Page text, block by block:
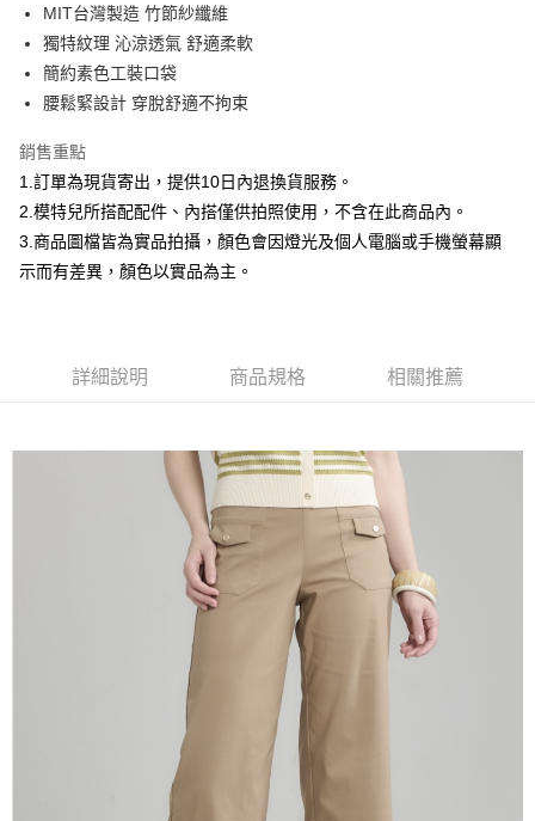
上海商業儲蓄銀行
國泰世華商業銀行
臺灣中小企業銀行
匯豐（台灣）商業銀行
聯邦商業銀行
元大商業銀行
台新國際商業銀行
中國信託商業銀行
台灣樂天信用卡公司
LINE Pay
Apple Pay
街口支付
悠遊付
Google Pay
全盈+PAY
大哥付你分期
2.付款方式選擇「大哥付你分期」，訂單成立後會自動跳轉到大哥付的交易
4.訂單成立30分鐘內，如未前往確認交易或遇審核未通過，訂單將自動取
消。如遇「轉專審核」未通過狀況，表示未達大哥付你分期系統評分，恕無
1.分期款項不併入電信帳單，「大哥付你分期」於每月結算日後寄送繳費提
2.透過簡訊連結打開帳單後，可選擇「超商條碼／台灣大直營門市／銀行轉
帳／街口支付／iPASS MONEY」等通路繳費。
1.本服務係由「台灣大哥大股份有限公司」（以下簡稱本公司）所提供，讓
用戶於交易時，得透過本服務購買商品或服務，並由商店將買賣／分期付款
買賣價金債權讓與本公司後，依約使用本公司帳單繳交帳款。
2.基於同意付款使用「大哥付你分期」之契約關係目的，商店將以您的個人
資料（包含姓名、電話或地址）提供予台灣大哥大進項蒐集、處理及利用，
由本公司與您本人進行分期帳單所需資料之確認、核對及更正。
3.完整用戶服務條款，請詳閱以下連結：
https://oppay.tw/userRule
相關說明
便利好安心！
１．簡單：不需註冊會員、不需綁卡、不需儲值。
２．便利：只要手機號碼，簡訊認證，即可結帳。
３．安心：先確認商品／服務後，再付款。
【「AFTEE先享後付」結帳流程】
１．於結帳方式選擇「AFTEE先享後付」後，將跳轉至「AFTEE先享後付」
結帳頁面，進行簡訊認證並確認金額後，即可完成結帳。
２．訂單成立數日內，您將收到繳費通知簡訊。
３．收到繳費通知簡訊後14天內，點擊此簡訊中的連結，可透過四大超商／
ATM／網路銀行／等多元方式進行付款，方視為交易完成。
※ 請注意：結帳手續完成當下不需立刻繳費，但若您需要取消訂單，請聯絡
購買商品的店家。未經商家同意取消之訂單仍視為有效，需透過AFTEE先享
※ 交易是否成功請以「AFTEE先享後付 」之結帳頁面顯示為準，若有關於
是否繳費成功／繳費後需取消欲退款等相關疑問，請聯繫「AFTEE先享後付
https://netprotections.freshdesk.com/support/home
每筆NT$120，滿NT$2,000(含以上)免運費
每筆NT$120，滿NT$2,000(含以上)免運費
每筆NT$120，滿NT$2,000(含以上)免運費
MIT台灣製造 竹節紗纖維
獨特紋理 沁涼透氣 舒適柔軟
簡約素色工裝口袋
腰鬆緊設計 穿脫舒適不拘束
銷售重點
1.訂單為現貨寄出，提供10日內退換貨服務。
2.模特兒所搭配配件、內搭僅供拍照使用，不含在此商品內。
3.商品圖檔皆為實品拍攝，顏色會因燈光及個人電腦或手機螢幕顯
示而有差異，顏色以實品為主。
詳細說明 商品規格 相關推薦